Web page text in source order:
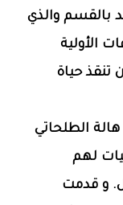
بالقسم والذي
الأولية
تنقذ حياة
الطلحاتي
لهم
و قدمت